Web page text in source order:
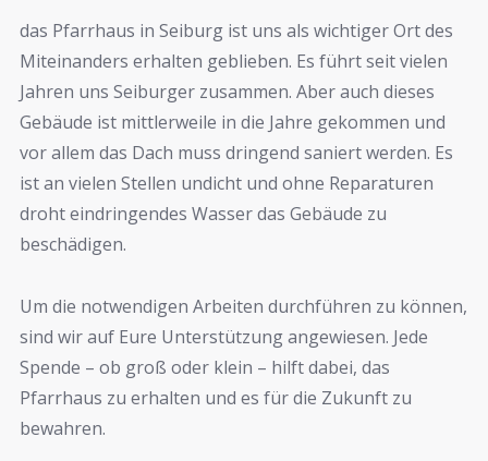
das Pfarrhaus in Seiburg ist uns als wichtiger Ort des
Miteinanders erhalten geblieben. Es führt seit vielen
Jahren uns Seiburger zusammen. Aber auch dieses
Gebäude ist mittlerweile in die Jahre gekommen und
vor allem das Dach muss dringend saniert werden. Es
ist an vielen Stellen undicht und ohne Reparaturen
droht eindringendes Wasser das Gebäude zu
beschädigen.
Um die notwendigen Arbeiten durchführen zu können,
sind wir auf Eure Unterstützung angewiesen. Jede
Spende – ob groß oder klein – hilft dabei, das
Pfarrhaus zu erhalten und es für die Zukunft zu
bewahren.